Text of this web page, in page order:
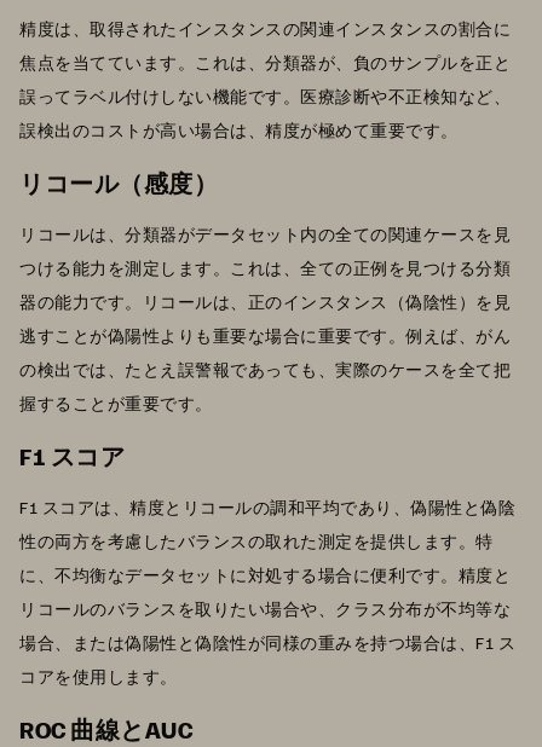
精度は、取得されたインスタンスの関連インスタンスの割合に
焦点を当てています。これは、分類器が、負のサンプルを正と
誤ってラベル付けしない機能です。医療診断や不正検知など、
誤検出のコストが高い場合は、精度が極めて重要です。
リコール（感度）
リコールは、分類器がデータセット内の全ての関連ケースを見
つける能力を測定します。これは、全ての正例を見つける分類
器の能力です。リコールは、正のインスタンス（偽陰性）を見
逃すことが偽陽性よりも重要な場合に重要です。例えば、がん
の検出では、たとえ誤警報であっても、実際のケースを全て把
握することが重要です。
F1 スコア
F1 スコアは、精度とリコールの調和平均であり、偽陽性と偽陰
性の両方を考慮したバランスの取れた測定を提供します。特
に、不均衡なデータセットに対処する場合に便利です。精度と
リコールのバランスを取りたい場合や、クラス分布が不均等な
場合、または偽陽性と偽陰性が同様の重みを持つ場合は、F1 ス
コアを使用します。
ROC 曲線とAUC